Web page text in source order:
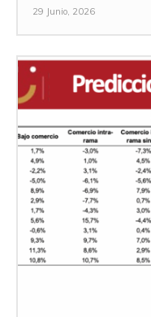
29 Junio, 2026